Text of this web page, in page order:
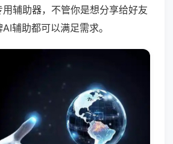
辅助器，不管你是想分享给好友
辅助都可以满足需求。